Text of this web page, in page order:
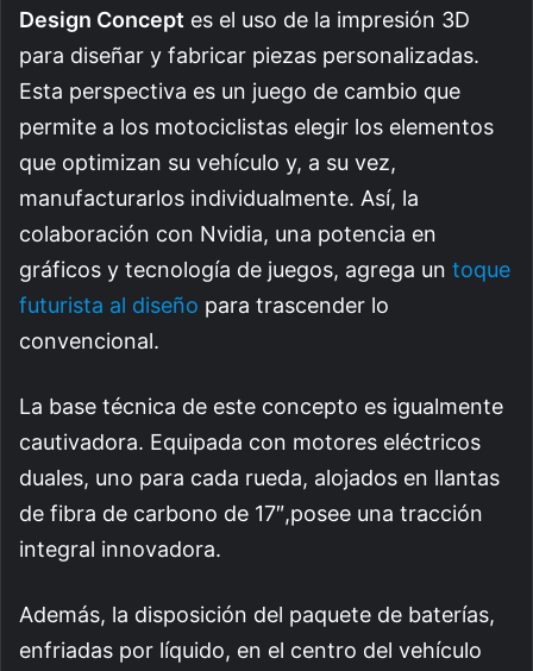
Design Concept es el uso de la impresión 3D
para diseñar y fabricar piezas personalizadas.
Esta perspectiva es un juego de cambio que
permite a los motociclistas elegir los elementos
que optimizan su vehículo y, a su vez,
manufacturarlos individualmente. Así, la
colaboración con Nvidia, una potencia en
gráficos y tecnología de juegos, agrega un toque
futurista al diseño para trascender lo
convencional.
La base técnica de este concepto es igualmente
cautivadora. Equipada con motores eléctricos
duales, uno para cada rueda, alojados en llantas
de fibra de carbono de 17″,posee una tracción
integral innovadora.
Además, la disposición del paquete de baterías,
enfriadas por líquido, en el centro del vehículo